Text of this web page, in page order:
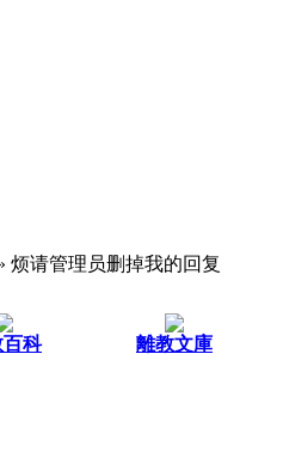
烦请管理员删掉我的回复
科 離教文庫